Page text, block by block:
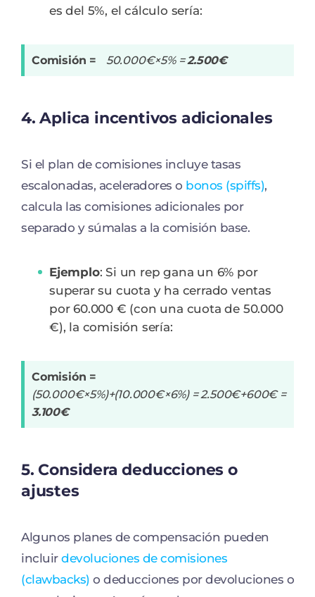
es del 5%, el cálculo sería:
Comisión = 50.000€×5% =2.500€
4.Aplica incentivos adicionales
Si el plan de comisiones incluye tasas
escalonadas, aceleradores o bonos (spiffs),
calcula las comisiones adicionales por
separado y súmalas a la comisión base.
Ejemplo: Si un rep gana un 6% por
superar su cuota y ha cerrado ventas
por 60.000 € (con una cuota de 50.000
€), la comisión sería:
Comisión =
(50.000€×5%)+(10.000€×6%) = 2.500€+600€ =
3.100€
5.Considera deducciones o
ajustes
Algunos planes de compensación pueden
incluir devoluciones de comisiones
(clawbacks) o deducciones por devoluciones o